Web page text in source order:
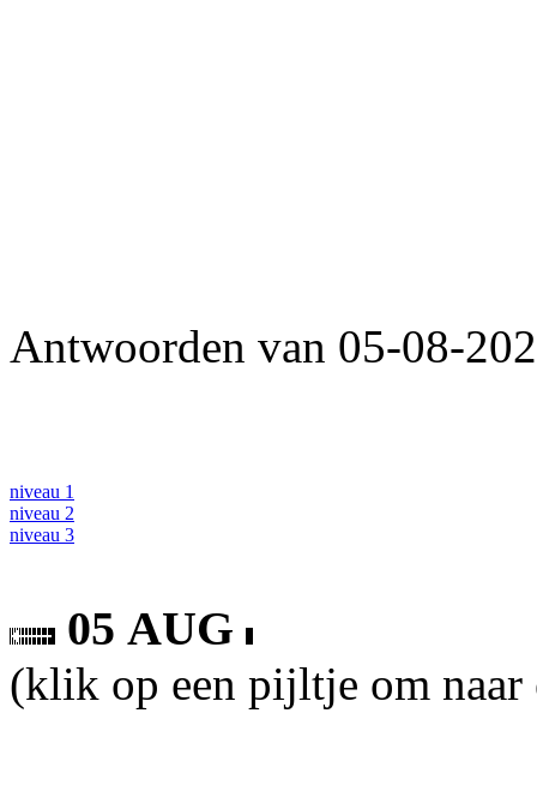
Antwoorden van 05-08-
niveau 1
niveau 2
niveau 3
05 AUG
(klik op een pijltje om naar